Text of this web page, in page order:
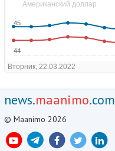
news.maanimo.com
© Maanimo 2026